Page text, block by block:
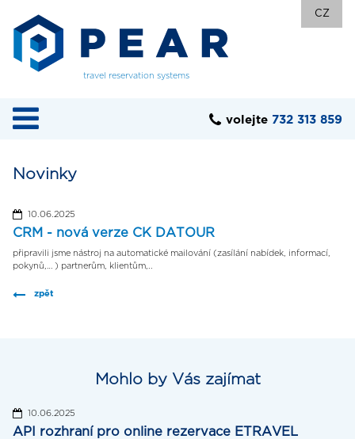
travel reservation systems
CZ
volejte 732 313 859
Novinky
10.06.2025
CRM - nová verze CK DATOUR
připravili jsme nástroj na automatické mailování (zasílání nabídek, informací,
pokynů,… ) partnerům, klientům,..
zpět
Mohlo by Vás zajímat
10.06.2025
API rozhraní pro online rezervace ETRAVEL